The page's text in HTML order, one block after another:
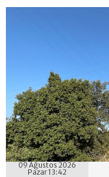
09 Ağustos 2026
Pazar 13:42